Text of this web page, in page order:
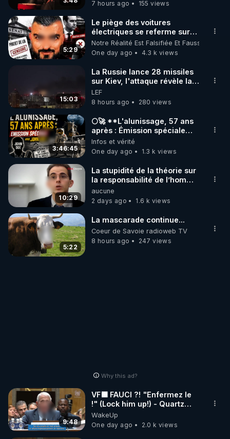
code : REGENERE10
▶ 30 jours gratuit sur l’application de méditation et
de bien-être ENVOL :
Rendez-vous sur https://www.envol.app/code
le code : REGENERE
7 hours ago 155 views
5:29
Le piège des voitures
électriques se referme sur
les usagers !
Notre Réalité Est Falsifiée Et Fausse
One day ago
4.3 k views
15:03
La Russie lance 28 missiles
sur Kiev, l'attaque révèle la
faiblesse de Kiev
LEF
8 hours ago
280 views
3:46:45
🌕🚀 **L'alunissage, 57 ans
après : Émission spéciale
avec John Doe !** 👨 🚀✨
Infos et vérité
One day ago
1.3 k views
10:29
La stupidité de la théorie sur
la responsabilité de l’homme
concernant le dioxyde de
carbone.
aucune
2 days ago
1.6 k views
5:22
La mascarade continue...
Coeur de Savoie radioweb TV
8 hours ago
247 views
Why this ad?
9:48
VF🟩 FAUCI ?! "Enfermez le
!" (Lock him up!) - Quartz
Traduction
WakeUp
One day ago
2.0 k views